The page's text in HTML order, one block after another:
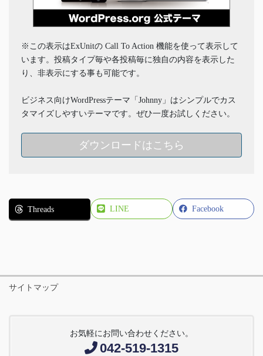
※この表示はExUnitの Call To Action 機能を使って表示して
います。投稿タイプ毎や各投稿毎に独自の内容を表示した
り、非表示にする事も可能です。
ビジネス向けWordPressテーマ「Johnny」はシンプルでカス
タマイズしやすいテーマです。ぜひ一度お試しください。
ダウンロードはこちら
Facebook
Threads LINE
サイトマップ
お気軽にお問い合わせください。
042-519-1315